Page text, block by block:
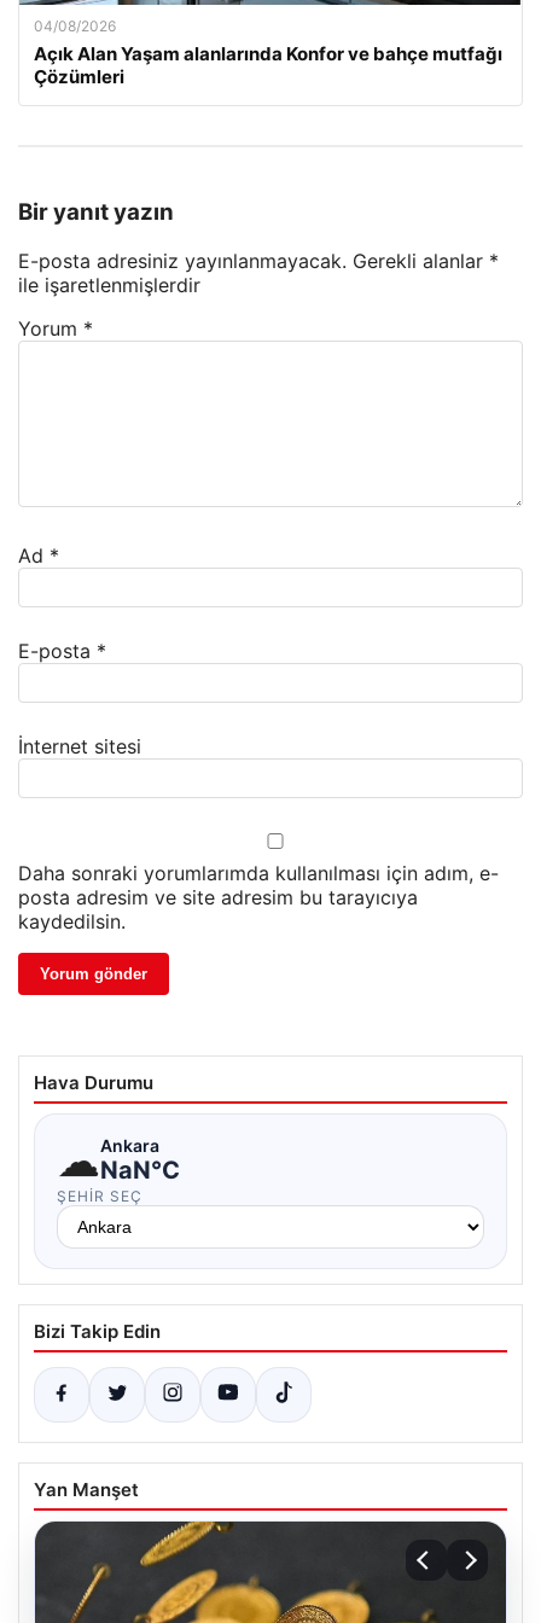
04/08/2026
Açık Alan Yaşam alanlarında Konfor ve bahçe mutfağı
Çözümleri
Bir yanıt yazın
E-posta adresiniz yayınlanmayacak. Gerekli alanlar *
ile işaretlenmişlerdir
Yorum *
Ad *
E-posta *
İnternet sitesi
Daha sonraki yorumlarımda kullanılması için adım, e-
posta adresim ve site adresim bu tarayıcıya
kaydedilsin.
Hava Durumu
☁Ankara
NaN°C
ŞEHIR SEÇ
Bizi Takip Edin
Yan Manşet